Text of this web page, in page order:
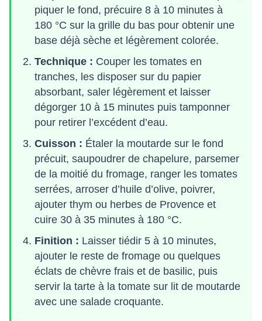
piquer le fond, précuire 8 à 10 minutes à
180 °C sur la grille du bas pour obtenir une
base déjà sèche et légèrement colorée.
Technique : Couper les tomates en
tranches, les disposer sur du papier
absorbant, saler légèrement et laisser
dégorger 10 à 15 minutes puis tamponner
pour retirer l’excédent d’eau.
Cuisson : Étaler la moutarde sur le fond
précuit, saupoudrer de chapelure, parsemer
de la moitié du fromage, ranger les tomates
serrées, arroser d’huile d’olive, poivrer,
ajouter thym ou herbes de Provence et
cuire 30 à 35 minutes à 180 °C.
Finition : Laisser tiédir 5 à 10 minutes,
ajouter le reste de fromage ou quelques
éclats de chèvre frais et de basilic, puis
servir la tarte à la tomate sur lit de moutarde
avec une salade croquante.